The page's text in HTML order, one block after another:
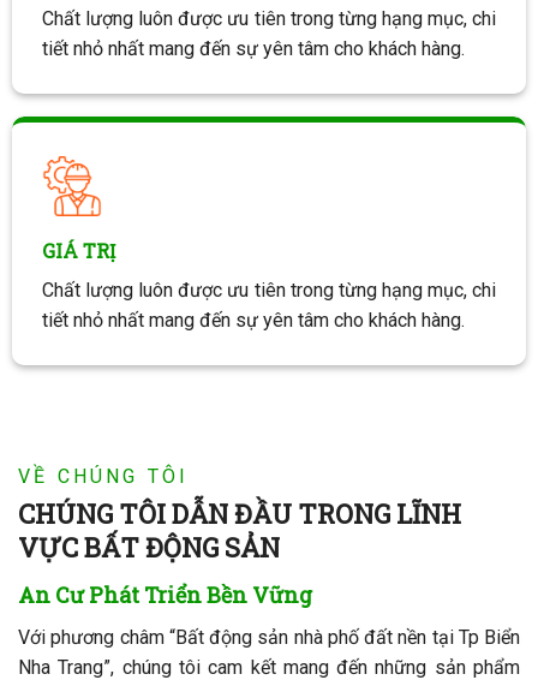
Chất lượng luôn được ưu tiên trong từng hạng mục, chi
tiết nhỏ nhất mang đến sự yên tâm cho khách hàng.
GIÁ TRỊ
Chất lượng luôn được ưu tiên trong từng hạng mục, chi
tiết nhỏ nhất mang đến sự yên tâm cho khách hàng.
VỀ CHÚNG TÔI
CHÚNG TÔI DẪN ĐẦU TRONG LĨNH
VỰC BẤT ĐỘNG SẢN
An Cư Phát Triển Bền Vững
Với phương châm “Bất động sản nhà phố đất nền tại Tp Biển
Nha Trang”, chúng tôi cam kết mang đến những sản phẩm